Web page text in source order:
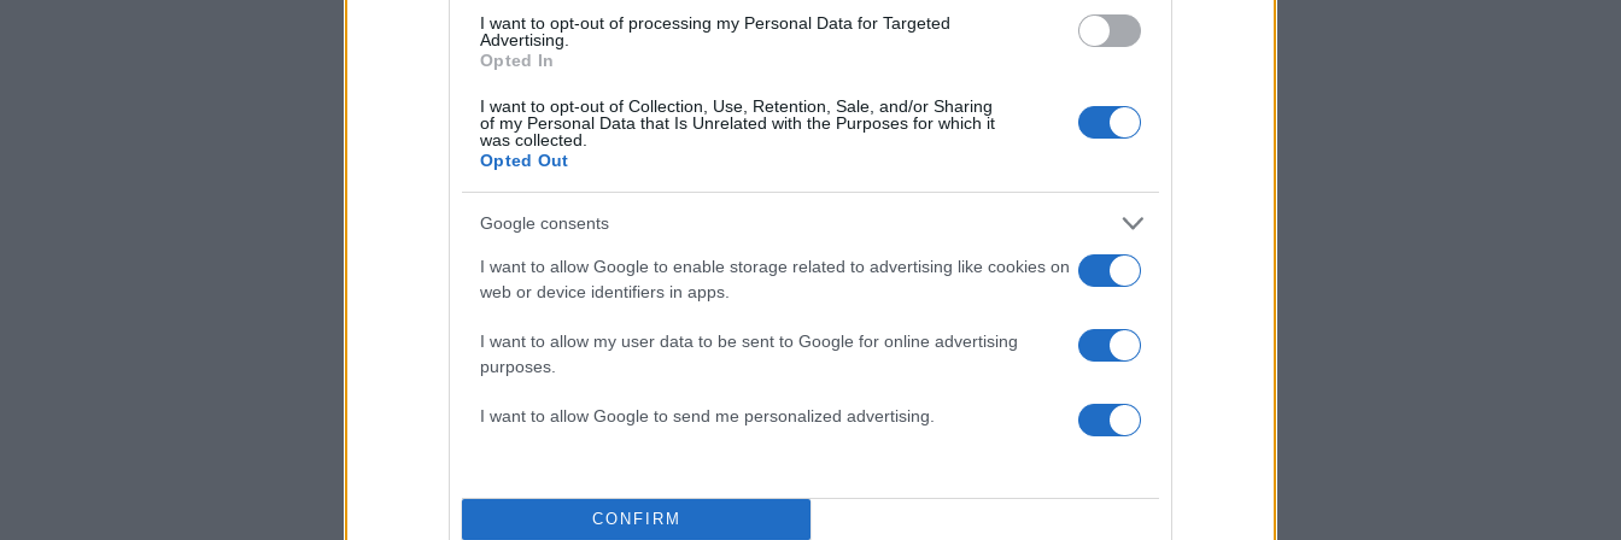
I want to opt-out of processing my Personal Data for Targeted
Advertising.
Opted In
I want to opt-out of Collection, Use, Retention, Sale, and/or Sharing
of my Personal Data that Is Unrelated with the Purposes for which it
was collected.
Opted Out
Google consents
I want to allow Google to enable storage related to advertising like cookies on
web or device identifiers in apps.
I want to allow my user data to be sent to Google for online advertising
purposes.
I want to allow Google to send me personalized advertising.
CONFIRM